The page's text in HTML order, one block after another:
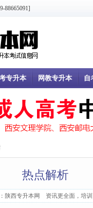
88665091]
专升本 网教专升本 自
热点解析
陕西专升本网 资讯更全面，培